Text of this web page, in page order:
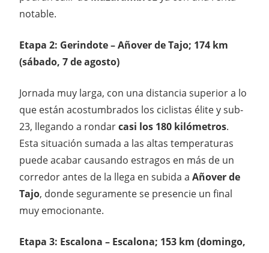
notable.
Etapa 2: Gerindote – Añover de Tajo; 174 km
(sábado, 7 de agosto)
Jornada muy larga, con una distancia superior a lo
que están acostumbrados los ciclistas élite y sub-
23, llegando a rondarcasi los 180 kilómetros.
Esta situación sumada a las altas temperaturas
puede acabar causando estragos en más de un
corredor antes de la llega en subida a Añover de
Tajo, donde seguramente se presencie un final
muy emocionante.
Etapa 3: Escalona – Escalona; 153 km (domingo,